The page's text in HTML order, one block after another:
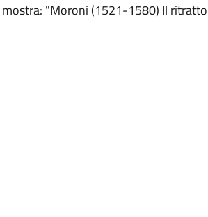
"Moroni (1521-1580) Il